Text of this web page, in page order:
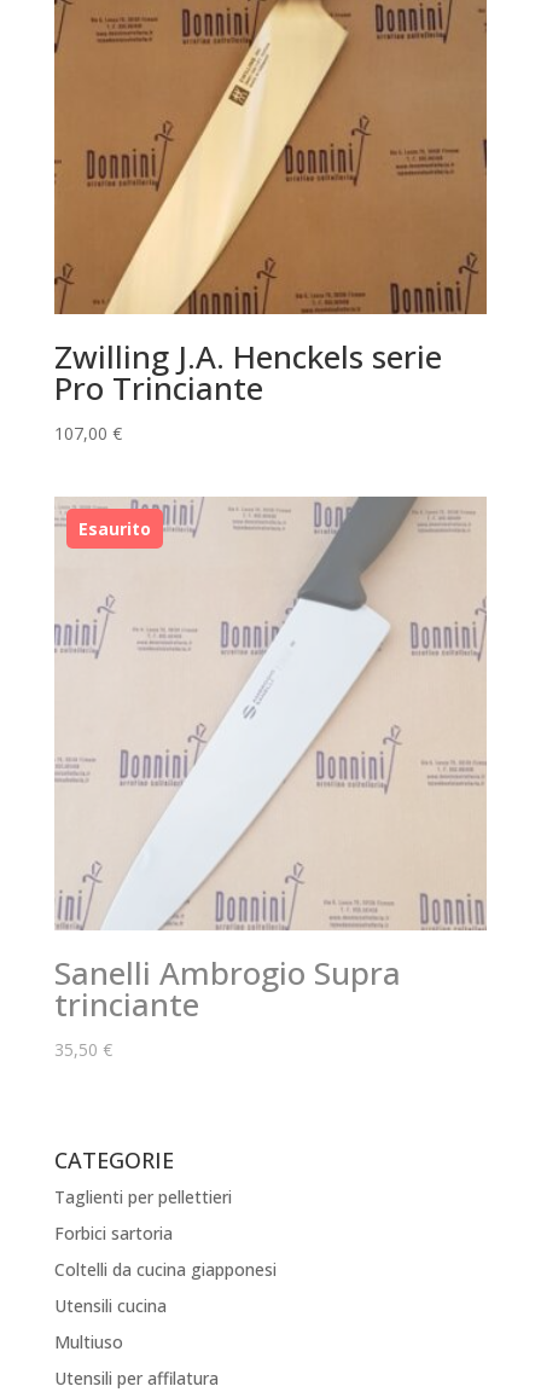
Zwilling J.A. Henckels serie
Pro Trinciante
107,00 €
Sanelli Ambrogio Supra
trinciante
35,50 €
CATEGORIE
Taglienti per pellettieri
Forbici sartoria
Coltelli da cucina giapponesi
Utensili cucina
Multiuso
Utensili per affilatura